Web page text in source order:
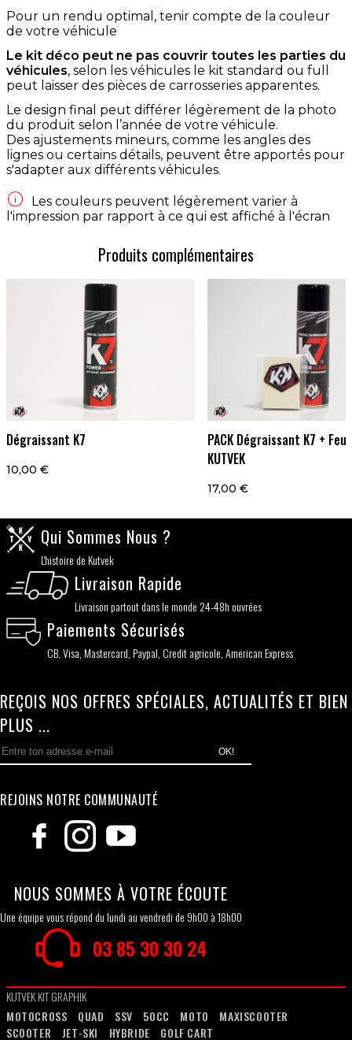
Pour un rendu optimal, tenir compte de la couleur
de votre véhicule
Le kit déco peut ne pas couvrir toutes les parties du
véhicules, selon les véhicules le kit standard ou full
peut laisser des pièces de carrosseries apparentes.
Le design final peut différer légèrement de la photo
du produit selon l’année de votre véhicule.
Des ajustements mineurs, comme les angles des
lignes ou certains détails, peuvent être apportés pour
s'adapter aux différents véhicules.

Les couleurs peuvent légèrement varier à
l'impression par rapport à ce qui est affiché à l'écran
Produits complémentaires
Dégraissant K7
10,00 €
PACK Dégraissant K7 +
KUTVEK
17,00 €
Qui Sommes Nous ?
L'histoire de Kutvek
Livraison Rapide
Livraison partout dans le monde 24-48h ouvrées
Paiements Sécurisés
CB, Visa, Mastercard, Paypal, Credit agricole, American Express
REÇOIS NOS OFFRES SPÉCIALES, ACTUALITÉS ET BIEN
PLUS ...
OK!
REJOINS NOTRE COMMUNAUTÉ
NOUS SOMMES À VOTRE ÉCOUTE
Une équipe vous répond du lundi au vendredi de 9h00 à 18h00
03 85 30 30 24
KUTVEK KIT GRAPHIK
MOTOCROSS
QUAD SSV 50CC MOTO
MAXISCOOTER
SCOOTER
JET-SKI HYBRIDE GOLF CART